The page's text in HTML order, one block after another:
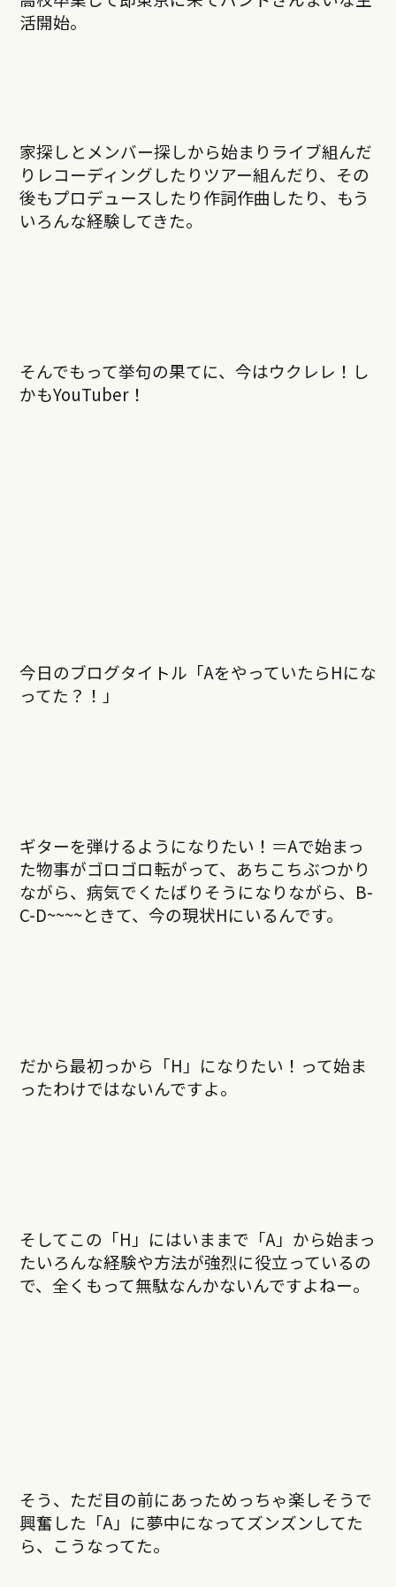
活開始。
家探しとメンバー探しから始まりライブ組んだ
りレコーディングしたりツアー組んだり、その
後もプロデュースしたり作詞作曲したり、もう
いろんな経験してきた。
そんでもって挙句の果てに、今はウクレレ！し
かもYouTuber！
今日のブログタイトル「AをやっていたらHにな
ってた？！」
ギターを弾けるようになりたい！＝Aで始まっ
た物事がゴロゴロ転がって、あちこちぶつかり
ながら、病気でくたばりそうになりながら、B-
C-D~~~~ときて、今の現状Hにいるんです。
だから最初っから「H」になりたい！って始ま
ったわけではないんですよ。
そしてこの「H」にはいままで「A」から始まっ
たいろんな経験や方法が強烈に役立っているの
で、全くもって無駄なんかないんですよねー。
そう、ただ目の前にあっためっちゃ楽しそうで
興奮した「A」に夢中になってズンズンしてた
ら、こうなってた。